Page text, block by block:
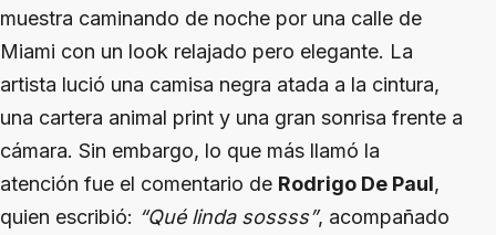
muestra caminando de noche por una calle de
Miami con un look relajado pero elegante. La
artista lució una camisa negra atada a la cintura,
una cartera animal print y una gran sonrisa frente a
cámara. Sin embargo, lo que más llamó la
atención fue el comentario de Rodrigo De Paul,
quien escribió: “Qué linda sossss”, acompañado